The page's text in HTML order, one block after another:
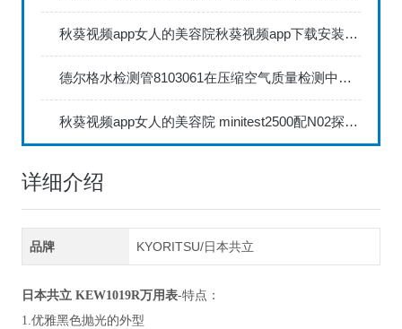
秋葵视频app女人的美容院秋葵视频app下载安装735FN1.5正确的校准步骤
德尔格水检测管8103061在压缩空气质量检测中的应用
秋葵视频app女人的美容院 minitest2500配N02探头如何两点校准？
详细介绍
品牌 KYORITSU/日本共立
日本共立 KEW1019R万用表-特点：
1.优雅黑色抛光的外型